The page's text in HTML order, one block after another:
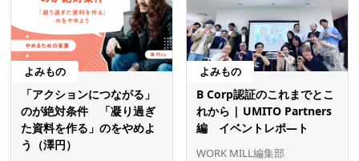
よみもの
「アクションにつながる」
のが絶対条件 「凝り過ぎ
た資料を作る」のをやめよ
う（澤円）
よみもの
B Corp認証のこれまでとこ
れから | UMITO Partners
編 イベントレポ―ト
WORK MILL編集部